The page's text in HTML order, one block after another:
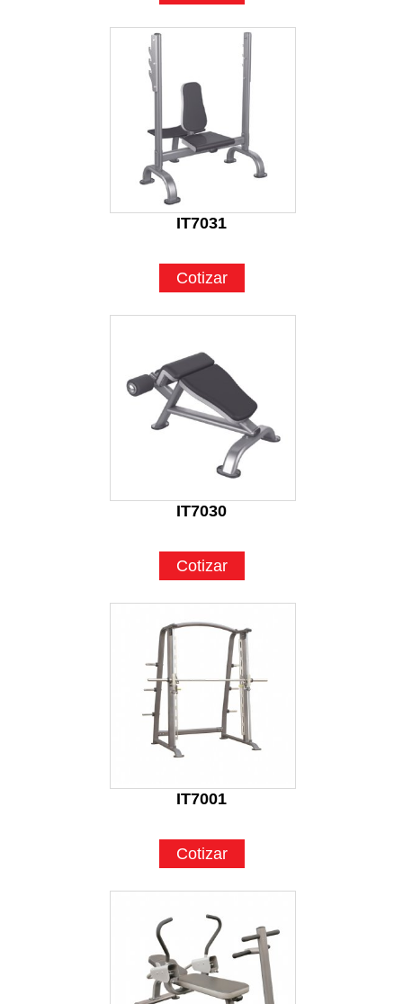
IT7031
Cotizar
IT7030
Cotizar
IT7001
Cotizar